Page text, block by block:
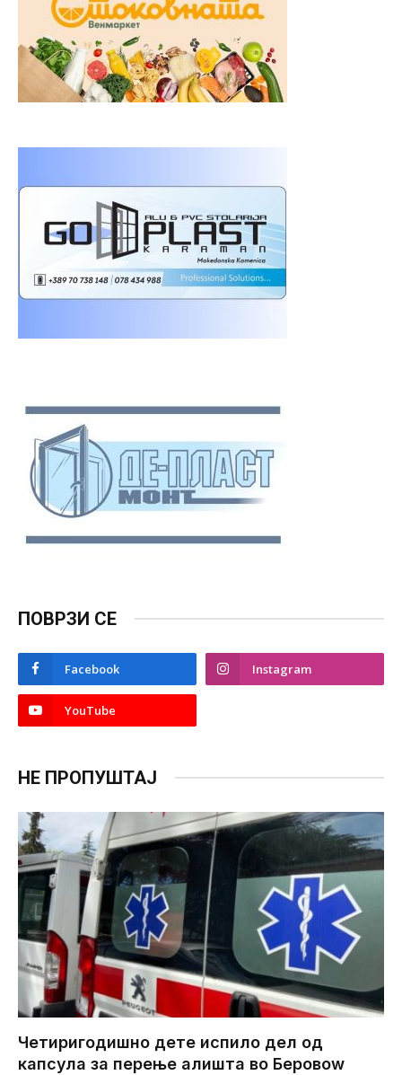
ПОВРЗИ СЕ
Facebook Instagram
YouTube
НЕ ПРОПУШТАЈ
Четиригодишно дете испило дел од
капсула за перење алишта во Беровоw